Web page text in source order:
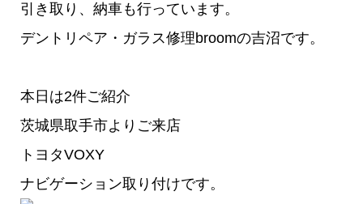
引き取り、納車も行っています。
デントリペア・ガラス修理broomの吉沼です。
本日は2件ご紹介
茨城県取手市よりご来店
トヨタVOXY
ナビゲーション取り付けです。